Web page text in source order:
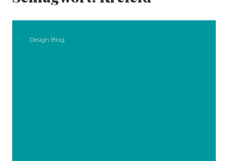
Design Blog